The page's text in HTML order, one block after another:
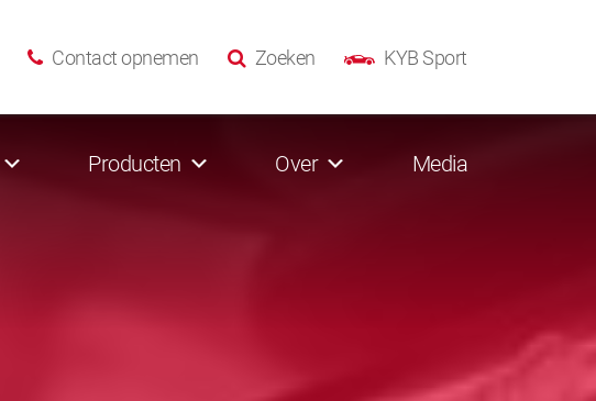
KYB Sport
Zoeken
Contact opnemen
Producten Over Media